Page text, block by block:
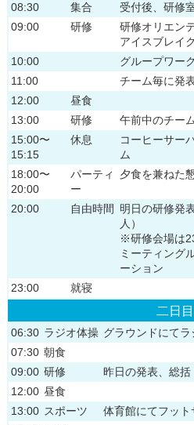
08:30 集合
受付後、研修
09:00
研修
研修オリエン
アイスブレイ
10:00
グループワーク
11:00
チーム毎に発
12:00
昼食
13:00
研修
午前中のチー
15:00〜
15:15
休息
コーヒーサー
ム
18:00〜
20:00
パーティ
ー
夕食を兼ねた
20:00 自由時間
明日の研修発
人）
※研修会場は
ミーティング
ーション
23:00
就寝
二日目
06:30 ラジオ体操 グラウンドにて
07:30 朝食
09:00 研修
昨日の発表、総括
12:00 昼食
13:00 スポーツ
体育館にてフット